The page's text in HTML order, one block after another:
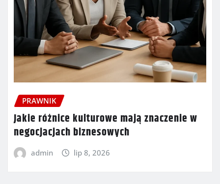
PRAWNIK
Jakie różnice kulturowe mają znaczenie w
negocjacjach biznesowych
admin lip 8, 2026